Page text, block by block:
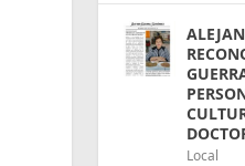
Local